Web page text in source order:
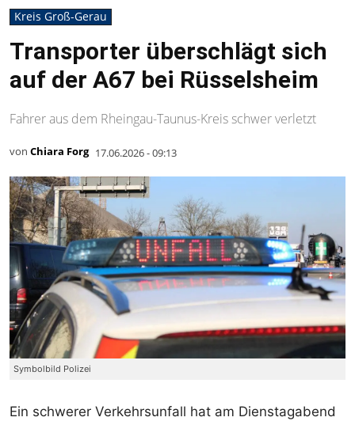
Kreis Groß-Gerau
Transporter überschlägt sich
auf der A67 bei Rüsselsheim
Fahrer aus dem Rheingau-Taunus-Kreis schwer verletzt
von Chiara Forg 17.06.2026 - 09:13
Symbolbild Polizei
Ein schwerer Verkehrsunfall hat am Dienstagabend